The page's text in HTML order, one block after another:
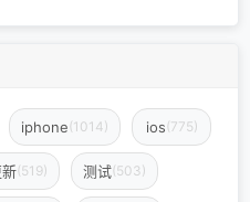
iphone(1014) ios(775)
(519) 测试(503)